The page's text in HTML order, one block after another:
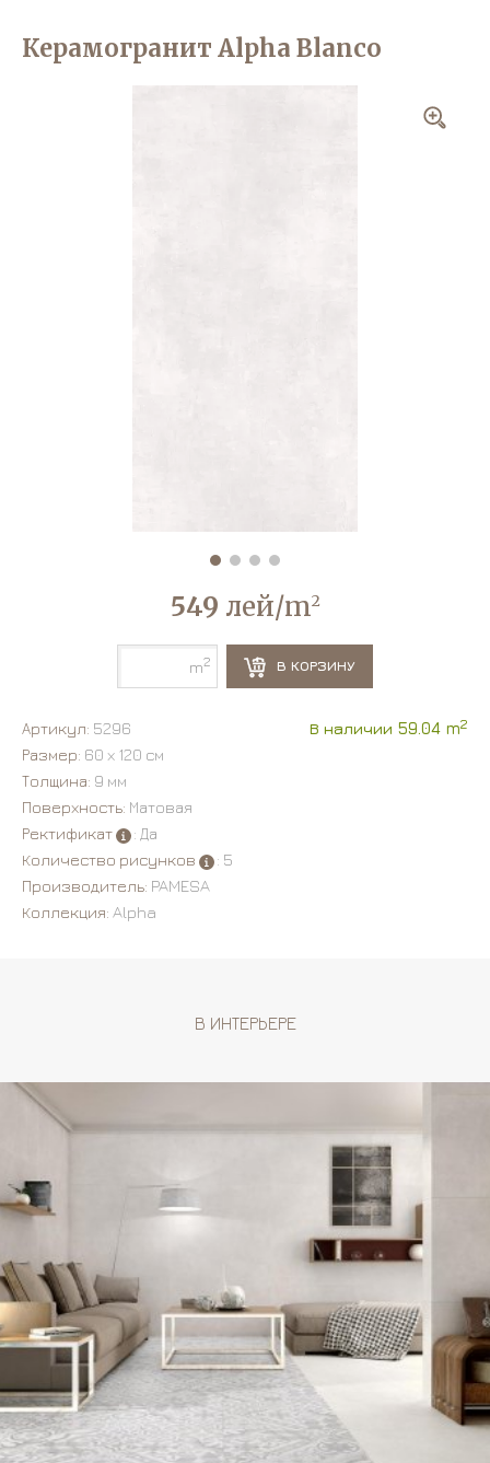
Керамогранит Alpha Blanco
549 лей/m2
m2 В КОРЗИНУ
Артикул: 5296 В наличии 59.04 m2
Размер: 60 х 120 см
Толщина: 9 мм
Поверхность: Матовая
Ректификат
: Да
Количество рисунков
: 5
Производитель: PAMESA
Коллекция: Alpha
В ИНТЕРЬЕРЕ